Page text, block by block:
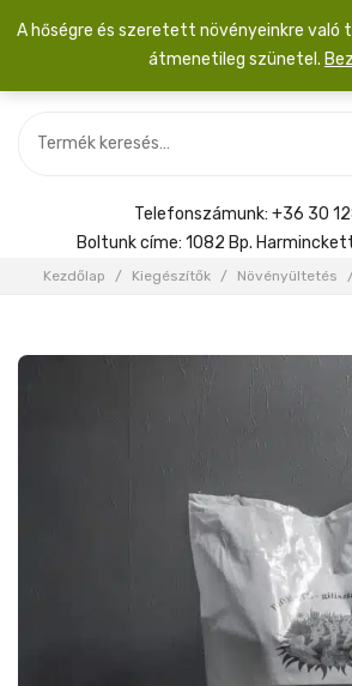
SZOBANÖVÉNY
KIEGÉSZÍTŐK
Menyasszonyi csokor
Telefonszámunk: +36 30
Boltunk címe: 1082 Bp.
Kezdőlap / Kiegészítők / Növényültetés
A hőségre és szeretett növényeinkre
átmenetileg szünetel.